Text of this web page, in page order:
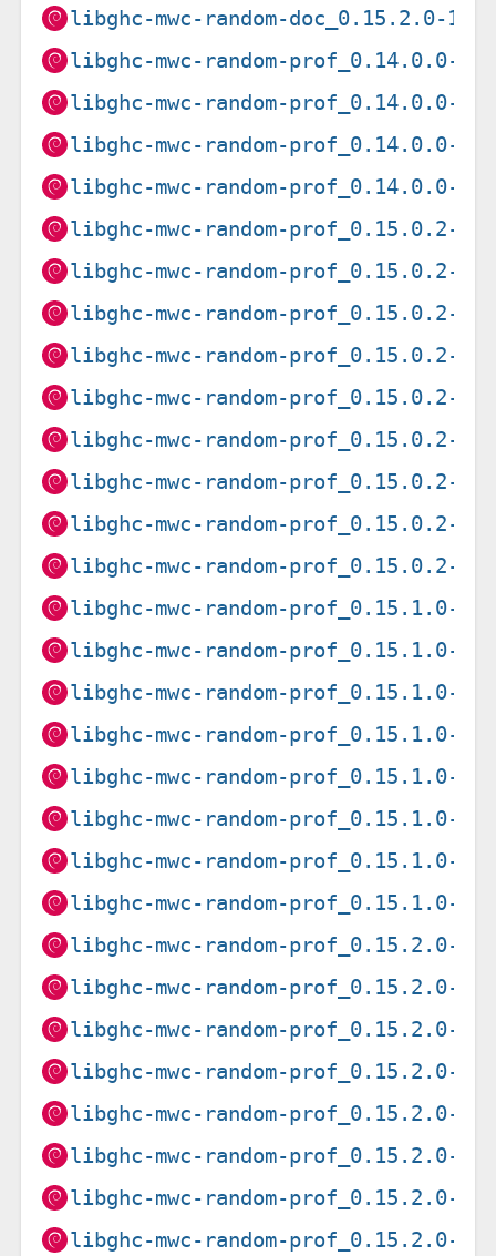
libghc-mwc-random-doc_0.15.2.0-
libghc-mwc-random-prof_0.14.0.0-
libghc-mwc-random-prof_0.14.0.0-
libghc-mwc-random-prof_0.14.0.0-
libghc-mwc-random-prof_0.14.0.0-
libghc-mwc-random-prof_0.15.0.2-
libghc-mwc-random-prof_0.15.0.2-
libghc-mwc-random-prof_0.15.0.2-
libghc-mwc-random-prof_0.15.0.2-
libghc-mwc-random-prof_0.15.0.2-
libghc-mwc-random-prof_0.15.0.2-
libghc-mwc-random-prof_0.15.0.2-
libghc-mwc-random-prof_0.15.0.2-
libghc-mwc-random-prof_0.15.0.2-
libghc-mwc-random-prof_0.15.1.0-
libghc-mwc-random-prof_0.15.1.0-
libghc-mwc-random-prof_0.15.1.0-
libghc-mwc-random-prof_0.15.1.0-
libghc-mwc-random-prof_0.15.1.0-
libghc-mwc-random-prof_0.15.1.0-
libghc-mwc-random-prof_0.15.1.0-
libghc-mwc-random-prof_0.15.1.0-
libghc-mwc-random-prof_0.15.2.0-
libghc-mwc-random-prof_0.15.2.0-
libghc-mwc-random-prof_0.15.2.0-
libghc-mwc-random-prof_0.15.2.0-
libghc-mwc-random-prof_0.15.2.0-
libghc-mwc-random-prof_0.15.2.0-
libghc-mwc-random-prof_0.15.2.0-
libghc-mwc-random-prof_0.15.2.0-